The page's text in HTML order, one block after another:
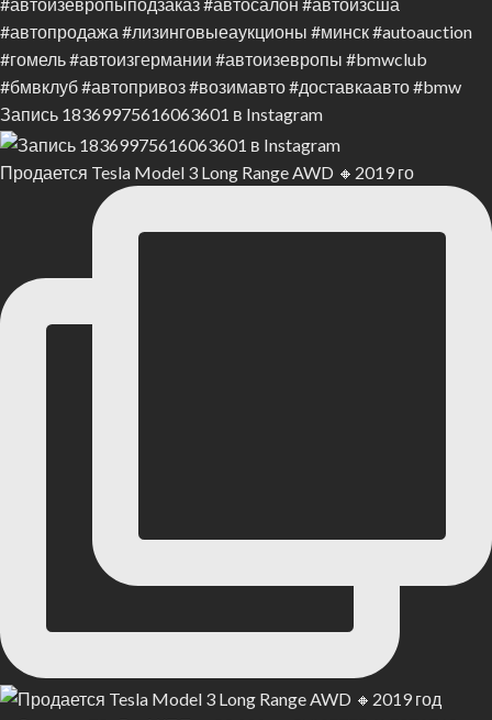
Запись 18369975616063601 в Instagram
Продается Tesla Model 3 Long Range AWD 🔸2019 го